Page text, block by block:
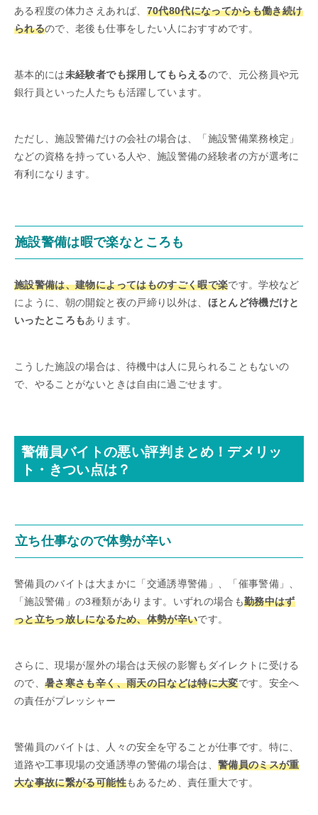
ある程度の体力さえあれば、 70代80代になってからも働き続け
られるので、老後も仕事をしたい人におすすめです。
基本的には未経験者でも採用してもらえるので、元公務員や元
銀行員といった人たちも活躍しています。
ただし、施設警備だけの会社の場合は、「施設警備業務検定」
などの資格を持っている人や、施設警備の経験者の方が選考に
有利になります。
施設警備は暇で楽なところも
施設警備は、建物によってはものすごく暇で楽です。学校など
にように、朝の開錠と夜の戸締り以外は、 ほとんど待機だけと
いったところもあります。
こうした施設の場合は、待機中は人に見られることもないの
で、やることがないときは自由に過ごせます。
警備員バイトの悪い評判まとめ！デメリッ
ト・きつい点は？
立ち仕事なので体勢が辛い
警備員のバイトは大まかに「交通誘導警備」、「催事警備」、
「施設警備」の3種類があります。いずれの場合も勤務中はず
っと立ちっ放しになるため、体勢が辛いです。
さらに、現場が屋外の場合は天候の影響もダイレクトに受ける
ので、暑さ寒さも辛く、雨天の日などは特に大変です。安全へ
の責任がプレッシャー
警備員のバイトは、人々の安全を守ることが仕事です。特に、
道路や工事現場の交通誘導の警備の場合は、警備員のミスが重
大な事故に繋がる可能性もあるため、責任重大です。